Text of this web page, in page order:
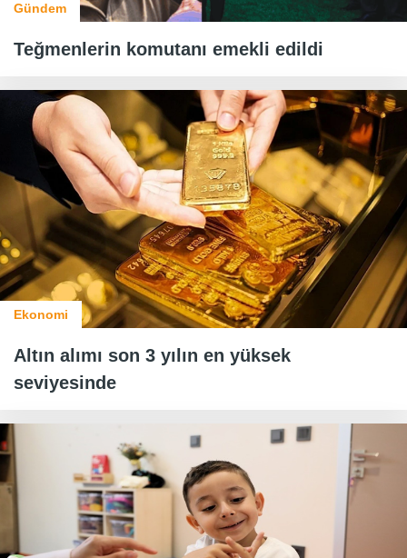
Gündem
Teğmenlerin komutanı emekli edildi
Ekonomi
Altın alımı son 3 yılın en yüksek
seviyesinde